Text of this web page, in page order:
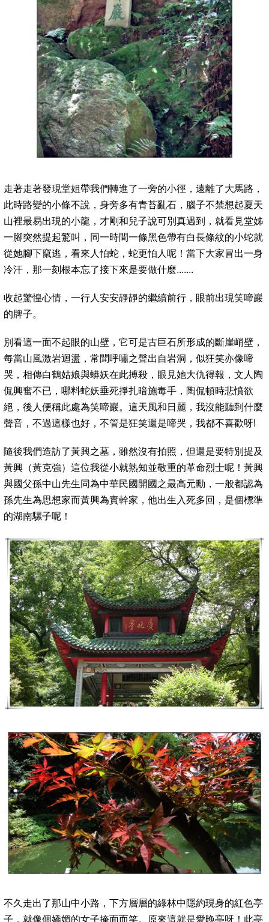
走著走著發現堂姐帶我們轉進了一旁的小徑，遠離了大馬路，
此時路變的小條不說，身旁多有青苔亂石，腦子不禁想起夏天
山裡最易出現的小龍，才剛和兒子說可別真遇到，就看見堂姊
一腳突然提起驚叫，同一時間一條黑色帶有白長條紋的小蛇就
從她腳下竄逃，看來人怕蛇，蛇更怕人呢！當下大家冒出一身
冷汗，那一刻根本忘了接下來是要做什麼.......
收起驚惶心情，一行人安安靜靜的繼續前行，眼前出現笑啼巖
的牌子。
別看這一面不起眼的山壁，它可是古巨石所形成的斷崖峭壁，
每當山風激岩迴盪，常聞呼嘯之聲出自岩洞，似狂笑亦像啼
哭，相傳白鶴姑娘與蟒妖在此搏殺，眼見她大仇得報，文人陶
侃興奮不已，哪料蛇妖垂死掙扎暗施毒手，陶侃頓時悲憤欲
絕，後人便稱此處為笑啼巖。 這天風和日麗，我沒能聽到什麼
聲音，不過這樣也好，不管是狂笑還是啼哭，我都不喜歡呀!
隨後我們造訪了黃興之墓，雖然沒有拍照，但還是要特別提及
黃興（黃克強）這位我從小就熟知並敬重的革命烈士呢！黃興
與國父孫中山先生同為中華民國開國之最高元勳，一般都認為
孫先生為思想家而黃興為實幹家，他出生入死多回，是個標準
的湖南騾子呢！
不久走出了那山中小路，下方層層的綠林中隱約現身的紅色亭
子，就像個嬌媚的女子掩面而笑。原來這就是愛晚亭呀！ 此亭